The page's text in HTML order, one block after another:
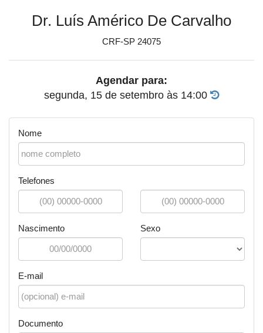
Dr. Luís Américo De Carvalho
CRF-SP 24075
Agendar para:
segunda, 15 de setembro às 14:00
Nome
Telefones
Nascimento Sexo
E-mail
Documento